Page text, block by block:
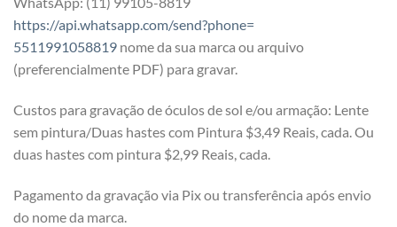
https://api.whatsapp.com/send?phone=
5511991058819 nome da sua marca ou arquivo
(preferencialmente PDF) para gravar.
Custos para gravação de óculos de sol e/ou armação: Lente
sem pintura/Duas hastes com Pintura $3,49 Reais, cada. Ou
duas hastes com pintura $2,99 Reais, cada.
Pagamento da gravação via Pix ou transferência após envio
do nome da marca.